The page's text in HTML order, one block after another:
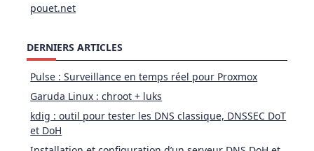
pouet.net
DERNIERS ARTICLES
Pulse : Surveillance en temps réel pour Proxmox
Garuda Linux : chroot + luks
kdig : outil pour tester les DNS classique, DNSSEC DoT
et DoH